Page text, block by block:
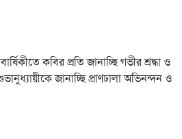
কবির প্রতি জানাচ্ছি গভীর শ্রদ্ধা ও
জানাচ্ছি প্রাণঢালা অভিনন্দন ও